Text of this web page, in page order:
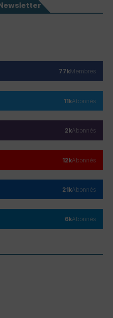
77kMembres
11kAbonnés
2kAbonnés
12kAbonnés
21kAbonnés
6kAbonnés